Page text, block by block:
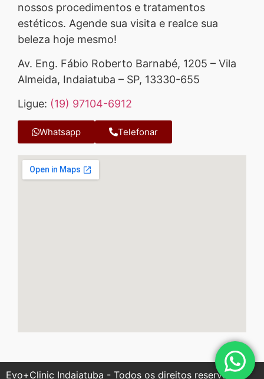
nossos procedimentos e tratamentos
estéticos. Agende sua visita e realce sua
beleza hoje mesmo!
Av. Eng. Fábio Roberto Barnabé, 1205 – Vila
Almeida, Indaiatuba – SP, 13330-655
Ligue: (19) 97104-6912
Whatsapp Telefonar
Evo+Clinic Indaiatuba - Todos os direitos reservados.